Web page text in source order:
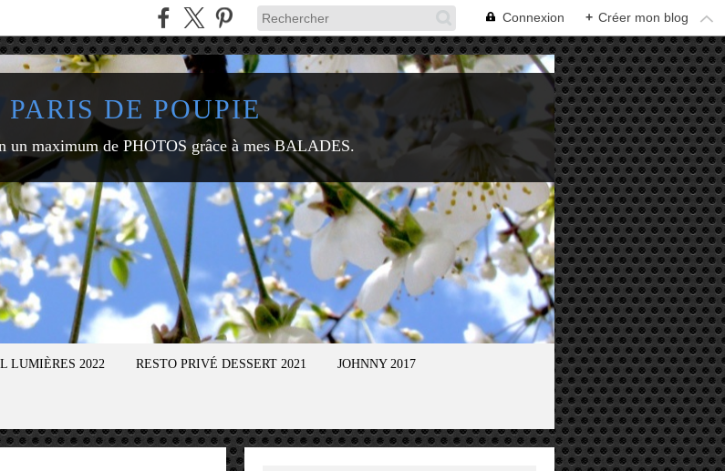
Connexion + Créer mon blog
PARIS DE POUPIE
un maximum de PHOTOS grâce à mes BALADES.
LUMIÈRES 2022 RESTO PRIVÉ DESSERT 2021 JOHNNY 2017